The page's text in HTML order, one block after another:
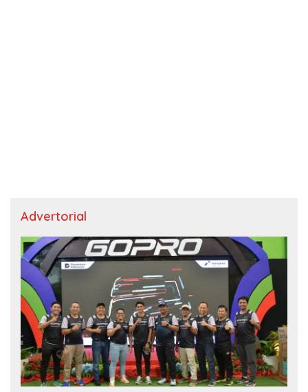
Advertorial